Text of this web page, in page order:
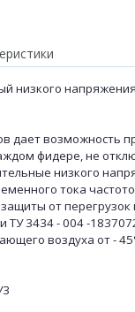
низкого
возможность
фидере, не
низкого
тока
от
ТУ 3434 - 004 -
воздуха от -